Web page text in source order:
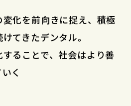
化を前向きに捉え、積極
てきたデンタル。
ることで、社会はより善
く